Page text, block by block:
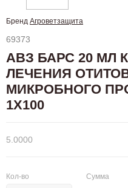
Бренд Агроветзащита
69373
АВЗ БАРС 20 МЛ
ЛЕЧЕНИЯ
МИКРОБНОГО
1Х100
5.0000
Кол-во Сумма